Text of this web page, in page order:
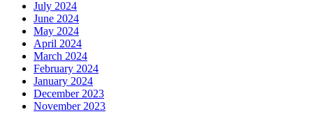
July 2024
June 2024
May 2024
April 2024
March 2024
February 2024
January 2024
December 2023
November 2023